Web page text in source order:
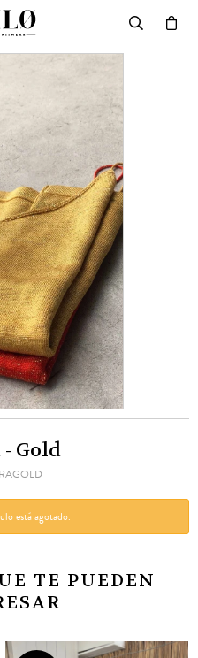
Gold
está agotado.
TE PUEDEN